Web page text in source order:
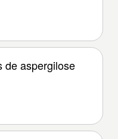
de aspergilose